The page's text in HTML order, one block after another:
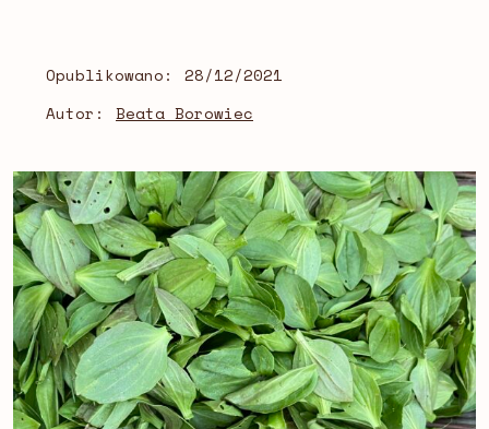
Opublikowano:
28/12/2021
Autor:
Beata Borowiec